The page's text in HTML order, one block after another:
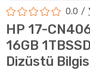
0.0
HP 17-
16GB
Dizüstü